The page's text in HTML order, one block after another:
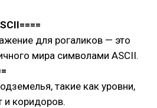
для рогаликов — это
мира символами ASCII.
такие как уровни,
и коридоров.